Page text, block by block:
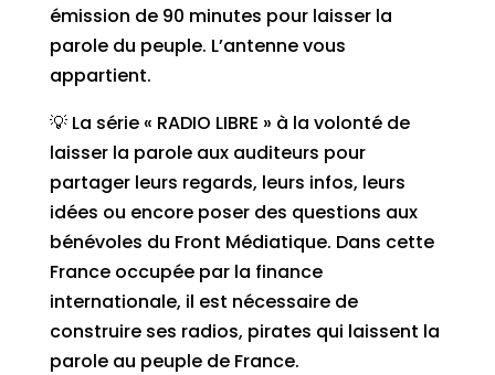
émission de 90 minutes pour laisser la
parole du peuple. L’antenne vous
appartient.
💡 La série « RADIO LIBRE » à la volonté de
laisser la parole aux auditeurs pour
partager leurs regards, leurs infos, leurs
idées ou encore poser des questions aux
bénévoles du Front Médiatique. Dans cette
France occupée par la finance
internationale, il est nécessaire de
construire ses radios, pirates qui laissent la
parole au peuple de France.